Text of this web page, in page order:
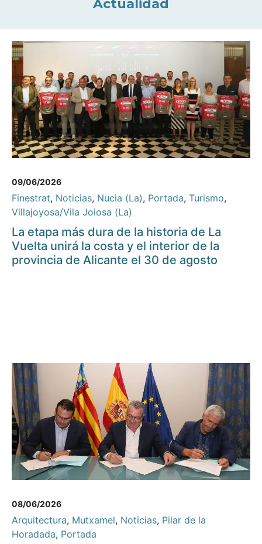
Actualidad
09/06/2026
Finestrat, Noticias, Nucia (La), Portada, Turismo,
Villajoyosa/Vila Joiosa (La)
La etapa más dura de la historia de La
Vuelta unirá la costa y el interior de la
provincia de Alicante el 30 de agosto
08/06/2026
Arquitectura, Mutxamel, Noticias, Pilar de la
Horadada, Portada